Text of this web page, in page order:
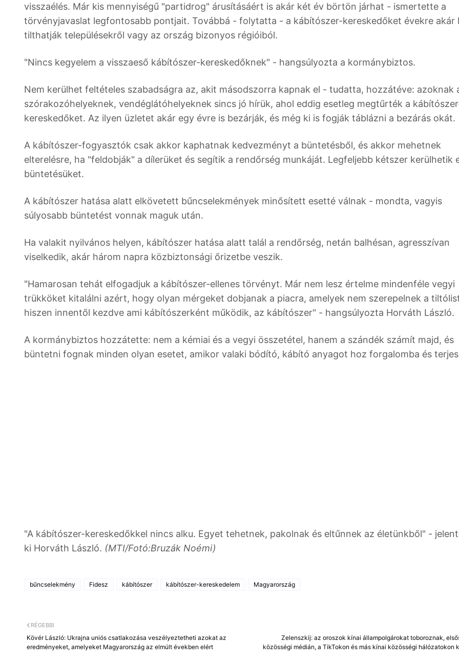
visszaélés. Már kis mennyiségű "partidrog" árusításáért is akár két év börtön járhat - ismertette a
törvényjavaslat legfontosabb pontjait. Továbbá - folytatta - a kábítószer-kereskedőket évekre akár
tilthatják településekről vagy az ország bizonyos régióiból.
"Nincs kegyelem a visszaeső kábítószer-kereskedőknek" - hangsúlyozta a kormánybiztos.
Nem kerülhet feltételes szabadságra az, akit másodszorra kapnak el - tudatta, hozzátéve: azoknak
szórakozóhelyeknek, vendéglátóhelyeknek sincs jó hírük, ahol eddig esetleg megtűrték a
kereskedőket. Az ilyen üzletet akár egy évre is bezárják, és még ki is fogják táblázni a bezárás okát.
A kábítószer-fogyasztók csak akkor kaphatnak kedvezményt a büntetésből, és akkor mehetnek
elterelésre, ha "feldobják" a dílerüket és segítik a rendőrség munkáját. Legfeljebb kétszer kerülhetik
büntetésüket.
A kábítószer hatása alatt elkövetett bűncselekmények minősített esetté válnak - mondta, vagyis
súlyosabb büntetést vonnak maguk után.
Ha valakit nyilvános helyen, kábítószer hatása alatt talál a rendőrség, netán balhésan, agresszívan
viselkedik, akár három napra közbiztonsági őrizetbe veszik.
"Hamarosan tehát elfogadjuk a kábítószer-ellenes törvényt. Már nem lesz értelme mindenféle vegyi
trükköket kitalálni azért, hogy olyan mérgeket dobjanak a piacra, amelyek nem szerepelnek a
hiszen innentől kezdve ami kábítószerként működik, az kábítószer" - hangsúlyozta Horváth László.
A kormánybiztos hozzátette: nem a kémiai és a vegyi összetétel, hanem a szándék számít majd, és
büntetni fognak minden olyan esetet, amikor valaki bódító, kábító anyagot hoz forgalomba és
"A kábítószer-kereskedőkkel nincs alku. Egyet tehetnek, pakolnak és eltűnnek az életünkből" -
ki Horváth László. (MTI/Fotó:Bruzák Noémi)
bűncselekmény Fidesz kábítószer kábítószer-kereskedelem Magyarország
Zelenszkij: az oroszok kínai állampolgárokat toboroznak,
közösségi médián, a TikTokon és más kínai közösségi hálózatokon
RÉGEBBI
Kövér László: Ukrajna uniós csatlakozása veszélyeztetheti azokat az
eredményeket, amelyeket Magyarország az elmúlt években elért